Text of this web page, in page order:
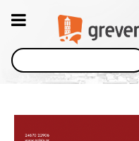
Αναζήτηση